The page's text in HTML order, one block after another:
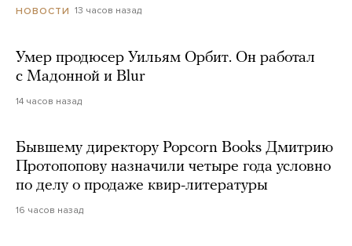
НОВОСТИ 13 часов назад
Умер продюсер Уильям Орбит. Он работал
с Мадонной и Blur
14 часов назад
Бывшему директору Popcorn Books Дмитрию
Протопопову назначили четыре года условно
по делу о продаже квир-литературы
16 часов назад